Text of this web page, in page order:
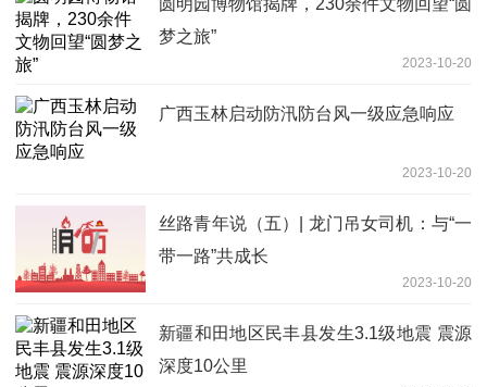
梦之旅”
2023-10-20
广西玉林启动防汛防台风一级应急响应
2023-10-20
丝路青年说（五）| 龙门吊女司机：与“一
带一路”共成长
2023-10-20
新疆和田地区民丰县发生3.1级地震 震源
深度10公里